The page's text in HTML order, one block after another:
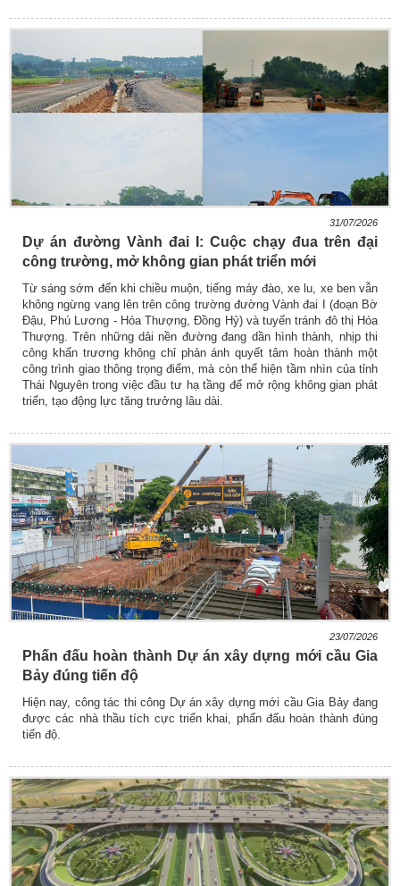
31/07/2026
Dự án đường Vành đai I: Cuộc chạy đua trên đại
công trường, mở không gian phát triển mới
Từ sáng sớm đến khi chiều muộn, tiếng máy đào, xe lu, xe ben vẫn
không ngừng vang lên trên công trường đường Vành đai I (đoạn Bờ
Đậu, Phú Lương - Hóa Thượng, Đồng Hỷ) và tuyến tránh đô thị Hóa
Thượng. Trên những dải nền đường đang dần hình thành, nhịp thi
công khẩn trương không chỉ phản ánh quyết tâm hoàn thành một
công trình giao thông trọng điểm, mà còn thể hiện tầm nhìn của tỉnh
Thái Nguyên trong việc đầu tư hạ tầng để mở rộng không gian phát
triển, tạo động lực tăng trưởng lâu dài.
23/07/2026
Phấn đấu hoàn thành Dự án xây dựng mới cầu Gia
Bảy đúng tiến độ
Hiện nay, công tác thi công Dự án xây dựng mới cầu Gia Bảy đang
được các nhà thầu tích cực triển khai, phấn đấu hoàn thành đúng
tiến độ.